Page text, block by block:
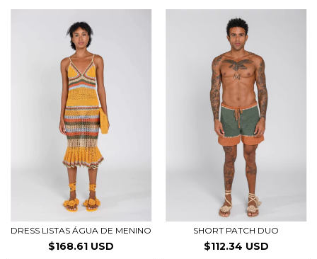
DRESS LISTAS ÁGUA DE MENINO
$168.61 USD
SHORT PATCH DUO
$112.34 USD